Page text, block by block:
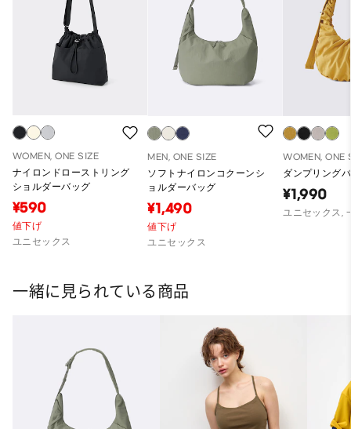
WOMEN, ONE SIZE
ナイロンドローストリング
ショルダーバッグ
¥590
値下げ
ユニセックス
MEN, ONE SIZE
ソフトナイロンコクーンシ
ョルダーバッグ
¥1,490
値下げ
ユニセックス
WOMEN, ONE
ダンプリング
¥1,990
ユニセックス,
一緒に見られている商品